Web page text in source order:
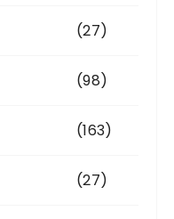
(27)
(98)
(163)
(27)